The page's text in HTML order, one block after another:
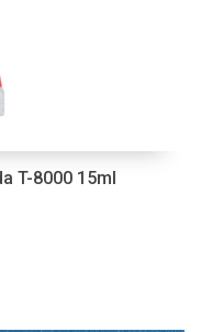
T-8000 15ml